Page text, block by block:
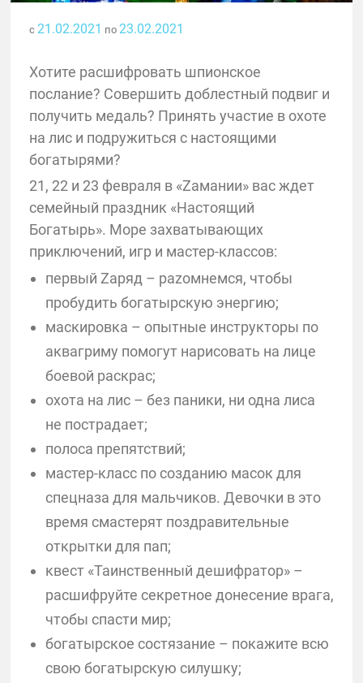
с 21.02.2021 по 23.02.2021
Хотите расшифровать шпионское
послание? Совершить доблестный подвиг и
получить медаль? Принять участие в охоте
на лис и подружиться с настоящими
богатырями?
21, 22 и 23 февраля в «Zамании» вас ждет
семейный праздник «Настоящий
Богатырь». Море захватывающих
приключений, игр и мастер-классов:
первый Zаряд – раzoмнемся, чтобы
пробудить богатырскую энергию;
маскировка – опытные инструкторы по
аквагриму помогут нарисовать на лице
боевой раскрас;
охота на лис – без паники, ни одна лиса
не пострадает;
полоса препятствий;
мастер-класс по созданию масок для
спецназа для мальчиков. Девочки в это
время смастерят поздравительные
открытки для пап;
квест «Таинственный дешифратор» –
расшифруйте секретное донесение врага,
чтобы спасти мир;
богатырское состязание – покажите всю
свою богатырскую силушку;